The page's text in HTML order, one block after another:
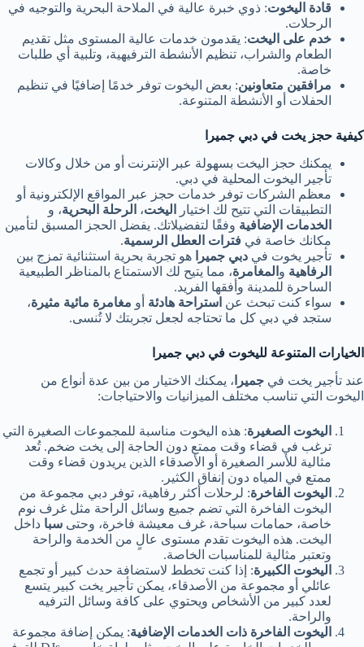
قادة اليخوت: ذوي خبرة عالية في الملاحة البحرية والتوجيه في
الرحلات.
خدم على اليخت: يقدمون خدمات عالية المستوى مثل تقديم
الطعام والشراب، تنظيم الأنشطة الترفيهية، وتلبية أي طلبات
خاصة.
مرافقين متعاونين: بعض اليخوت توفر خدمًا إضافيًا في تنظيم
الحفلات أو الأنشطة المتنوعة.
كيفية حجز يخت في دبي جميرا
يمكنك حجز اليخت بسهولة عبر الإنترنت أو من خلال وكالات
تأجير اليخوت المحلية في دبي.
معظم الشركات توفر خدمات حجز عبر المواقع الإلكترونية أو
التطبيقات التي تتيح لك اختيار
اليخت، الرحلة البحرية، و
الخدمات الإضافية وفقًا لتفضيلاتك. يفضل الحجز المسبق لتأمين
مكانك خاصة في فترات العطل الرسمية.
تأجير يخوت في دبي جميرا
هو تجربة بحرية استثنائية تمزج بين
الرفاهية و المغامرة، مما يتيح لك الاستمتاع بالمناظر الطبيعية
الساحرة للمدينة وأفقها الفريد.
سواء كنت تبحث عن استراحة هادئة أو مغامرة مائية مثيرة،
ستجد في دبي كل ما تحتاجه لجعل تجربتك لا تُنسى.
الخيارات المتنوعة لليخوت في دبي جميرا
عند تأجير يخت في جميرا ، يمكنك الاختيار من بين عدة أنواع من
اليخوت التي تناسب مختلف الميزانيات والاحتياجات:
اليخوت الصغيرة: هذه اليخوت مناسبة للمجموعات الصغيرة التي
ترغب في قضاء وقت ممتع دون الحاجة إلى يخت ضخم. تُعد
مثالية للأسر الصغيرة أو الأصدقاء الذين يريدون قضاء وقت
ممتع في المياه دون إنفاق الكثير.
اليخوت الفاخرة: لرحلات أكثر رفاهية، توفر دبي مجموعة من
اليخوت الفاخرة التي تضم جميع وسائل الراحة مثل غرف نوم
خاصة، حمامات سباحة، غرف معيشة فاخرة، وحتى سبا داخل
اليخت. هذه اليخوت تقدم مستوى عالٍ من الخدمة والراحة
وتعتبر مثالية للمناسبات الخاصة.
اليخوت الكبيرة: إذا كنت تخطط لاستضافة حدث كبير أو تجمع
عائلي أو مجموعة من الأصدقاء، يمكن تأجير يخت كبير يتسع
لعدد كبير من الأشخاص ويحتوي على كافة وسائل الترفيه
والراحة.
اليخوت الفاخرة ذات الخدمات الإضافية: يمكن إضافة مجموعة